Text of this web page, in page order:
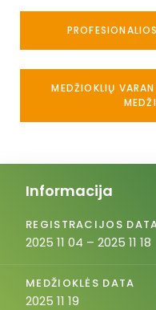
MEDŽIOKLIŲ
Informacija
REGISTRACIJOS
2025 11 04 – 2025 11 18
MEDŽIOKLĖS DATA
2025 11 19